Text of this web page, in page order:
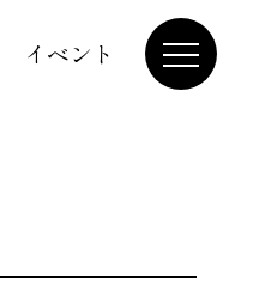
イベント